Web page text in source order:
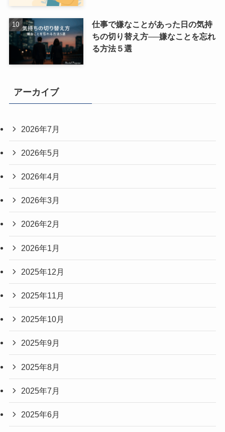
仕事で嫌なことがあった日の気持
ちの切り替え方──嫌なことを忘れ
る方法５選
アーカイブ
2026年7月
2026年5月
2026年4月
2026年3月
2026年2月
2026年1月
2025年12月
2025年11月
2025年10月
2025年9月
2025年8月
2025年7月
2025年6月